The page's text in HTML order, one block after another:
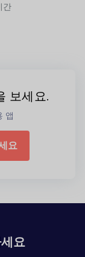
간
보세요.
앱
요
요